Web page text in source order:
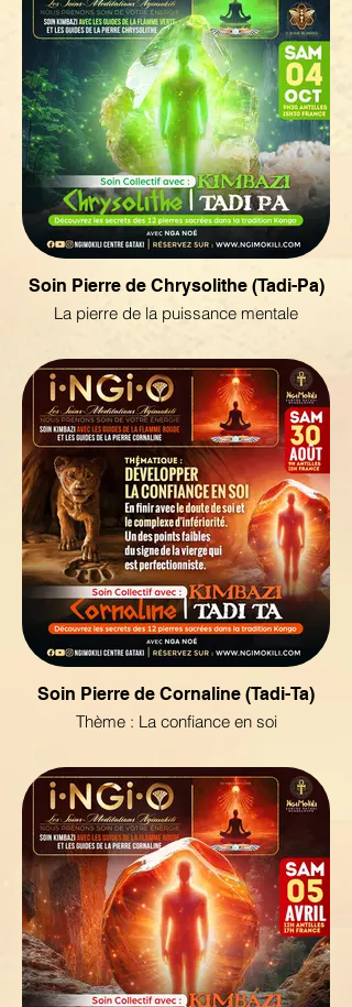
Soin Pierre de Chrysolithe (Tadi-Pa)
La pierre de la puissance mentale
Soin Pierre de Cornaline (Tadi-Ta)
Thème : La confiance en soi